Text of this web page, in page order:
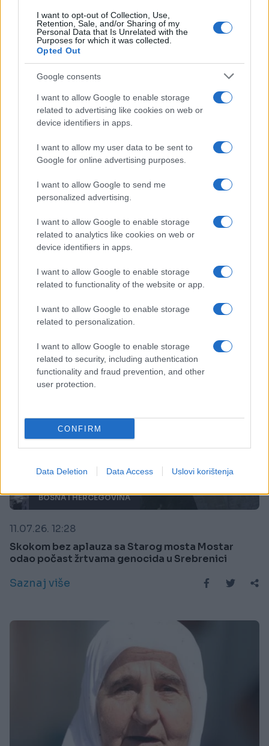
I want to opt-out of Collection, Use,
Retention, Sale, and/or Sharing of my
Personal Data that Is Unrelated with the
Purposes for which it was collected.
Opted Out
Google consents
I want to allow Google to enable storage
related to advertising like cookies on web or
device identifiers in apps.
I want to allow my user data to be sent to
Google for online advertising purposes.
I want to allow Google to send me
personalized advertising.
I want to allow Google to enable storage
related to analytics like cookies on web or
device identifiers in apps.
I want to allow Google to enable storage
related to functionality of the website or app.
I want to allow Google to enable storage
related to personalization.
I want to allow Google to enable storage
related to security, including authentication
functionality and fraud prevention, and other
user protection.
CONFIRM
Data Deletion Data Access Uslovi korištenja
Saznaj više
11.07.26. 13:24
centru Potočari, počinje ukop deset žrtava
genocida
Saznaj više
BOSNA I HERCEGOVINA
11.07.26. 12:28
Skokom bez aplauza sa Starog mosta Mostar
odao počast žrtvama genocida u Srebrenici
Saznaj više